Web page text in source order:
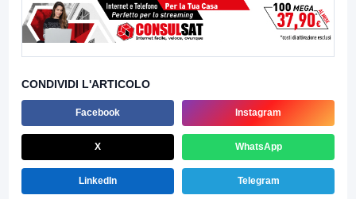
CONDIVIDI L'ARTICOLO
Facebook Instagram
X WhatsApp
LinkedIn Telegram